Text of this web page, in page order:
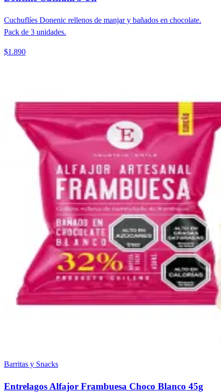
Cuchuflíes Donenic rellenos de manjar y bañados en chocolate.
Pack de 3 unidades.
$1.890
Barritas y Snacks
Entrelagos Alfajor Frambuesa Choco Blanco 45g